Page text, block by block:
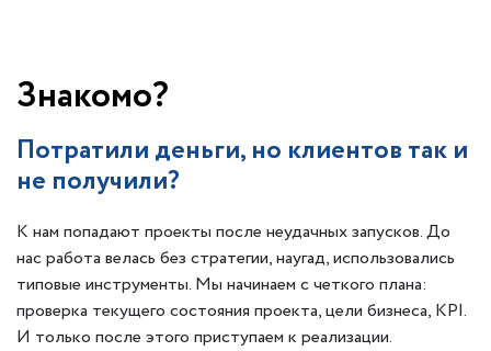
Знакомо?
Потратили деньги, но клиентов так и
не получили?
К нам попадают проекты после неудачных запусков. До
нас работа велась без стратегии, наугад, использовались
типовые инструменты. Мы начинаем с четкого плана:
проверка текущего состояния проекта, цели бизнеса, KPI.
И только после этого приступаем к реализации.